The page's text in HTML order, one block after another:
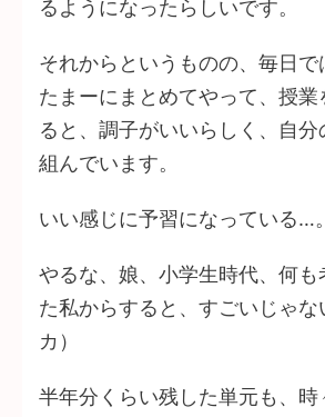
るようになったらしいです。
それからというものの、毎日で
たまーにまとめてやって、授業
ると、調子がいいらしく、自分
組んでいます。
いい感じに予習になっている…。
やるな、娘、小学生時代、何も
た私からすると、すごいじゃ
カ）
半年分くらい残した単元も、時